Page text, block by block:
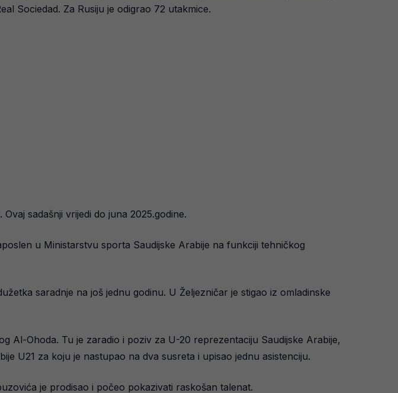
Sociedad. Za Rusiju je odigrao 72 utakmice.
sadašnji vrijedi do juna 2025.godine.
u Ministarstvu sporta Saudijske Arabije na funkciji tehničkog
saradnje na još jednu godinu. U Željezničar je stigao iz omladinske
Al-Ohoda. Tu je zaradio i poziv za U-20 reprezentaciju Saudijske Arabije,
U21 za koju je nastupao na dva susreta i upisao jednu asistenciju.
je prodisao i počeo pokazivati raskošan talenat.